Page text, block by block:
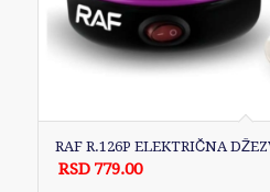
RAF R.126P ELEKTRIČNA
RSD 779.00